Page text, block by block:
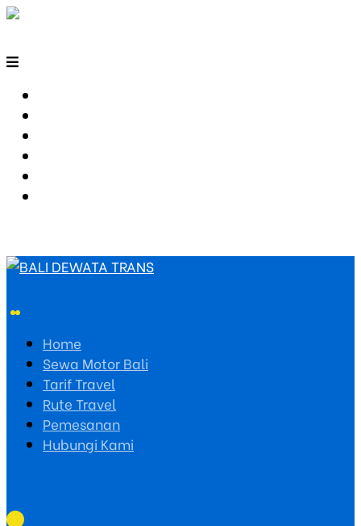
Home
Sewa Motor Bali
Tarif Travel
Rute Travel
Pemesanan
Hubungi Kami